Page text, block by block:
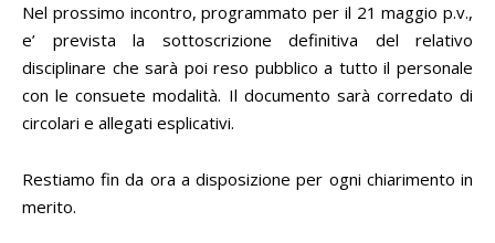
Nel prossimo incontro, programmato per il 21 maggio p.v.,
e’ prevista la sottoscrizione definitiva del relativo
disciplinare che sarà poi reso pubblico a tutto il personale
con le consuete modalità. Il documento sarà corredato di
circolari e allegati esplicativi.
Restiamo fin da ora a disposizione per ogni chiarimento in
merito.